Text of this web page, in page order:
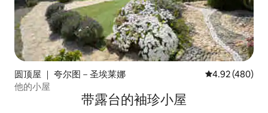
圆顶屋 ｜ 夸尔图－圣埃莱娜 平均评分 4.92
4.92 (480)
他的小屋
带露台的袖珍小屋